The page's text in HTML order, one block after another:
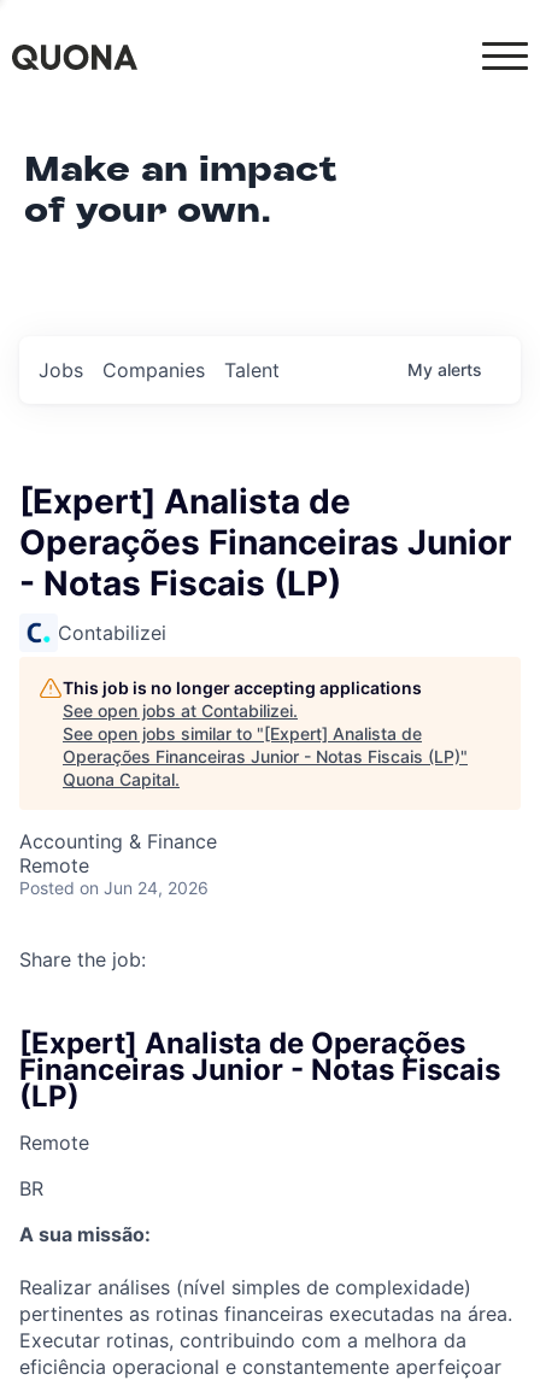
Make an impact
of your own.
Jobs Companies Talent My alerts
[Expert] Analista de
Operações Financeiras Junior
- Notas Fiscais (LP)
Contabilizei
This job is no longer accepting applications
See open jobs at Contabilizei.
See open jobs similar to "[Expert] Analista de
Operações Financeiras Junior - Notas Fiscais (LP)"
Quona Capital.
Accounting & Finance
Remote
Posted on Jun 24, 2026
Share the job:
[Expert] Analista de Operações
Financeiras Junior - Notas Fiscais
(LP)
Remote
BR
A sua missão:
Realizar análises (nível simples de complexidade)
pertinentes as rotinas financeiras executadas na área.
Executar rotinas, contribuindo com a melhora da
eficiência operacional e constantemente aperfeiçoar